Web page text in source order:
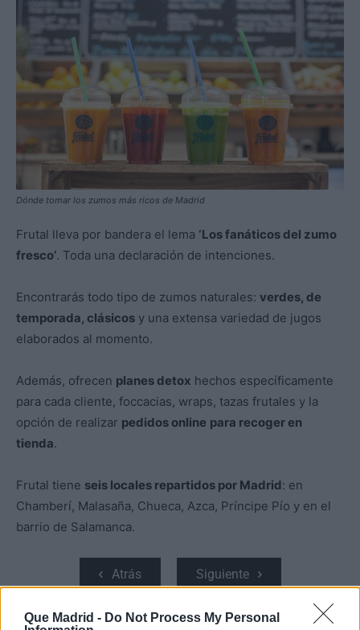
Que Madrid - Do Not Process My Personal
Dónde tomar los zumos más ricos de Madrid
Frutal lleva por bandera el lema ‘Los fanáticos del zumo
fresco’. Toda una declaración de intenciones.
Encontrarás todo tipo de zumos naturales: verdes, de
temporada, clásicos y una extensa variedad de jugos
elaborados al momento.
Además, ofrecen planes detox hechos específicamente
para cada cliente, foccacias, wraps, tazas frutales y la
opción de realizar pedidos online para recoger en
tienda.
Frutal tiene seis locales repartidos por Madrid: en
Chamberí, Malasaña, Chueca, Azca, Príncipe Pío y en el
barrio de Salamanca.
Atrás Siguiente